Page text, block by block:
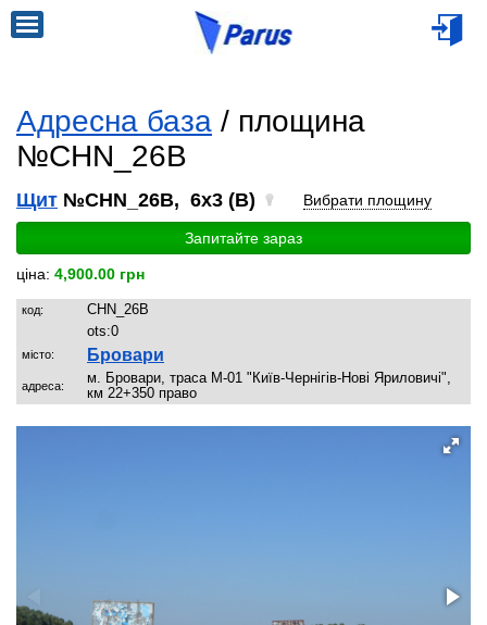
Адресна база / площина
№CHN_26B
Щит №CHN_26B, 6x3 (B) Вибрати площину
Запитайте зараз
ціна: 4,900.00 грн
код:
CHN_26B
ots:0
місто: Бровари
адреса:
м. Бровари, траса М-01 "Київ-Чернігів-Нові Яриловичі",
км 22+350 право